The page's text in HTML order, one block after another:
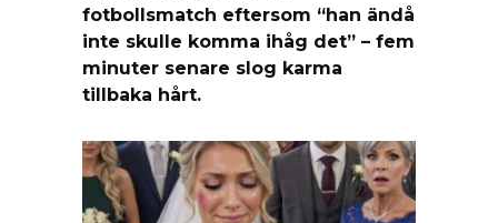
fotbollsmatch eftersom “han ändå
inte skulle komma ihåg det” – fem
minuter senare slog karma
tillbaka hårt.